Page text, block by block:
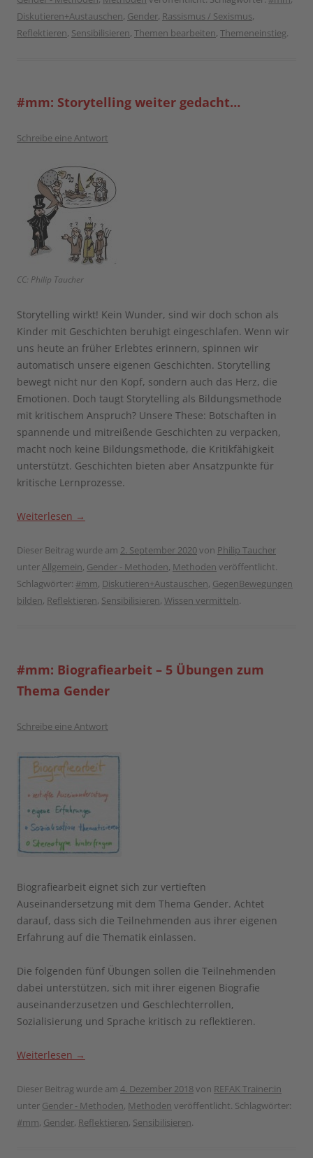
Diskutieren+Austauschen, Gender, Rassismus / Sexismus,
Reflektieren, Sensibilisieren, Themen bearbeiten, Themeneinstieg
#mm: Storytelling weiter gedacht…
Schreibe eine Antwort
CC: Philip Taucher
Storytelling wirkt! Kein Wunder, sind wir doch schon als
Kinder mit Geschichten beruhigt eingeschlafen. Wenn wir
uns heute an früher Erlebtes erinnern, spinnen wir
automatisch unsere eigenen Geschichten. Storytelling
bewegt nicht nur den Kopf, sondern auch das Herz, die
Emotionen. Doch taugt Storytelling als Bildungsmethode
mit kritischem Anspruch? Unsere These: Botschaften in
spannende und mitreißende Geschichten zu verpacken,
macht noch keine Bildungsmethode, die Kritikfähigkeit
unterstützt. Geschichten bieten aber Ansatzpunkte für
kritische Lernprozesse.
Weiterlesen →
Dieser Beitrag wurde am 2. September 2020von Philip Taucher
unterAllgemein, Gender - Methoden, Methoden veröffentlicht.
Schlagwörter: #mm, Diskutieren+Austauschen, GegenBewegungen
bilden, Reflektieren, Sensibilisieren, Wissen vermitteln.
#mm: Biografiearbeit – 5 Übungen zum
Thema Gender
Schreibe eine Antwort
Biografiearbeit eignet sich zur vertieften
Auseinandersetzung mit dem Thema Gender. Achtet
darauf, dass sich die Teilnehmenden aus ihrer eigenen
Erfahrung auf die Thematik einlassen.
Die folgenden fünf Übungen sollen die Teilnehmenden
dabei unterstützen, sich mit ihrer eigenen Biografie
auseinanderzusetzen und Geschlechterrollen,
Sozialisierung und Sprache kritisch zu reflektieren.
Weiterlesen →
Dieser Beitrag wurde am 4. Dezember 2018von REFAK Trainer:in
unter Gender - Methoden, Methoden veröffentlicht. Schlagwörter:
#mm, Gender, Reflektieren, Sensibilisieren.